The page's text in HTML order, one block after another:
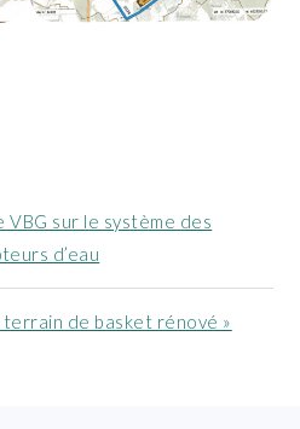
VBG sur le système des
d’eau
de basket rénové »